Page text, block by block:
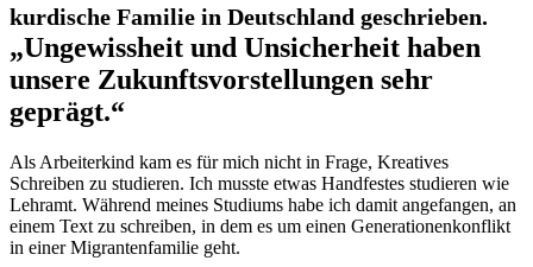
kurdische Familie in Deutschland geschrieben.
„Ungewissheit und Unsicherheit haben
unsere Zukunftsvorstellungen sehr
geprägt.“
Als Arbeiterkind kam es für mich nicht in Frage, Kreatives
Schreiben zu studieren. Ich musste etwas Handfestes studieren wie
Lehramt. Während meines Studiums habe ich damit angefangen, an
einem Text zu schreiben, in dem es um einen Generationenkonflikt
in einer Migrantenfamilie geht.